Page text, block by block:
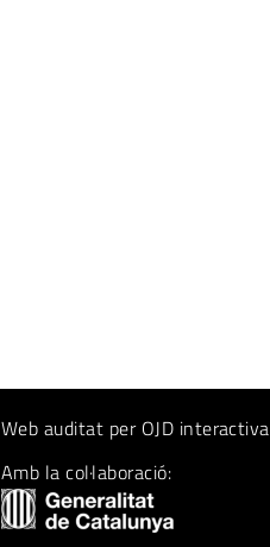
Web auditat per OJD interactiva
Amb la col·laboració: